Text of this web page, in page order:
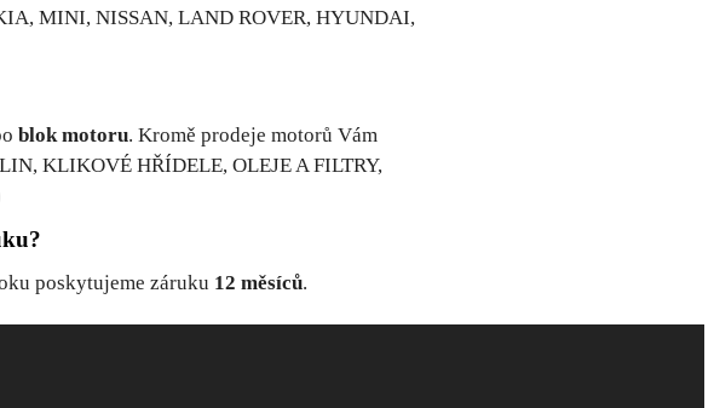
MINI, NISSAN, LAND ROVER, HYUNDAI,
blok motoru. Kromě prodeje motorů Vám
KLIKOVÉ HŘÍDELE, OLEJE A FILTRY,
poskytujeme záruku 12 měsíců.